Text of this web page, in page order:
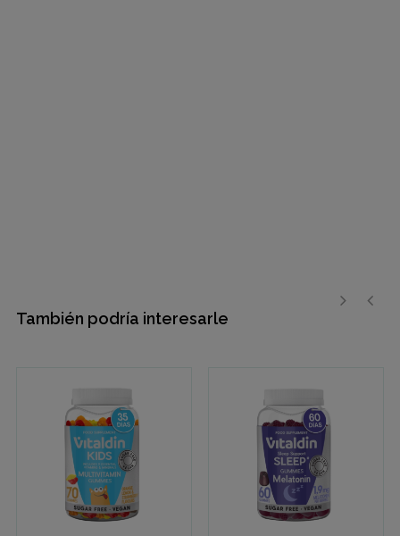
También podría interesarle